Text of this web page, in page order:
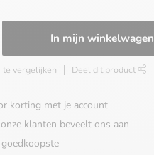
In mijn winkelwagen
te vergelijken Deel dit product
korting met je account
klanten beveelt ons aan